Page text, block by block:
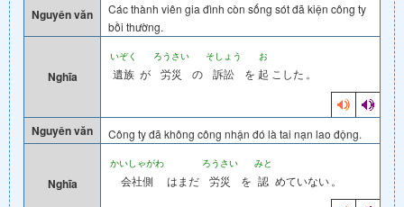
Nguyên văn
Các thành viên gia đình còn sống sót đã kiện công ty
bồi thường.
Nghĩa
いぞく
遺族 が
ろうさい
労災 の
そしょう
訴訟 を
お
起 こした 。
Nguyên văn Công ty đã không công nhận đó là tai nạn lao động.
Nghĩa
かいしゃがわ
会社側 はまだ
ろうさい
労災 を
みと
認 めていない 。